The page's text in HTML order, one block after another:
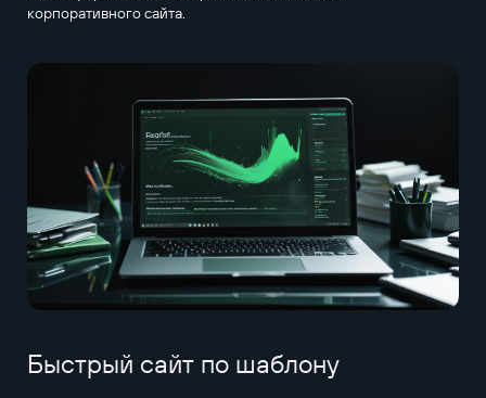
корпоративного сайта.
Быстрый сайт по шаблону